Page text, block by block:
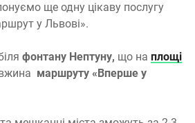
ще одну цікаву послугу
у Львові».
фонтану Нептуну, що на площі
маршруту «Вперше у